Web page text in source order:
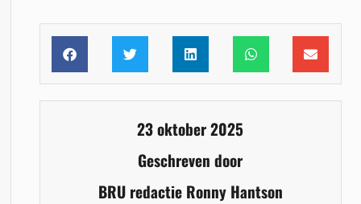
23 oktober 2025
Geschreven door
BRU redactie Ronny Hantson